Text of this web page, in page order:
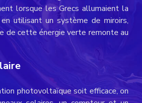
lorsque les Grecs allumaient la
utilisant un système de miroirs,
de cette énergie verte remonte au
photovoltaïque soit efficace, on